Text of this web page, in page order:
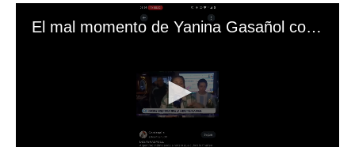
El mal momento de Yanina Gasañol con un hincha argentino en "Subrayado"